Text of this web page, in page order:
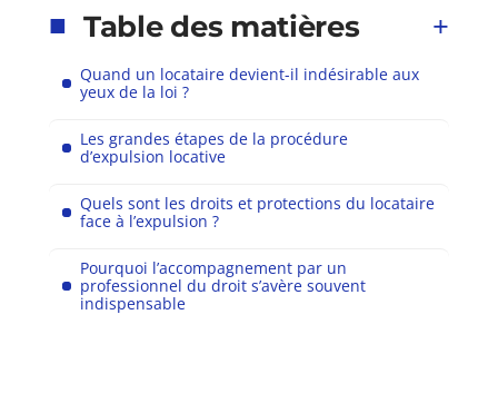
Table des matières
Quand un locataire devient-il indésirable aux
yeux de la loi ?
Les grandes étapes de la procédure
d’expulsion locative
Quels sont les droits et protections du locataire
face à l’expulsion ?
Pourquoi l’accompagnement par un
professionnel du droit s’avère souvent
indispensable